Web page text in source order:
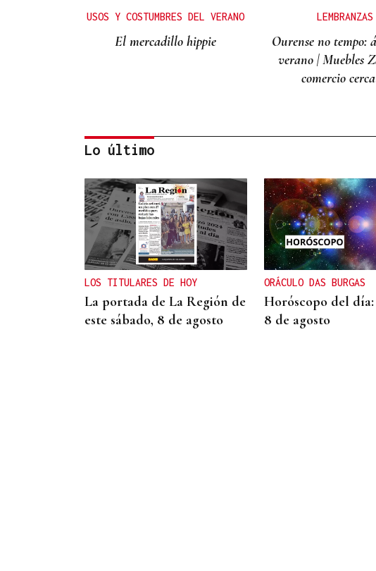
USOS Y COSTUMBRES DEL VERANO
El mercadillo hippie
LEMBRANZAS
Ourense no tempo:
verano | Muebles
comercio
Lalo Pavón
O AFIADOR
Un día haberá autobuses
Lo último
LOS TITULARES DE HOY
La portada de La Región de
este sábado, 8 de agosto
ORÁCULO DAS BURGAS
Horóscopo del día:
8 de agosto